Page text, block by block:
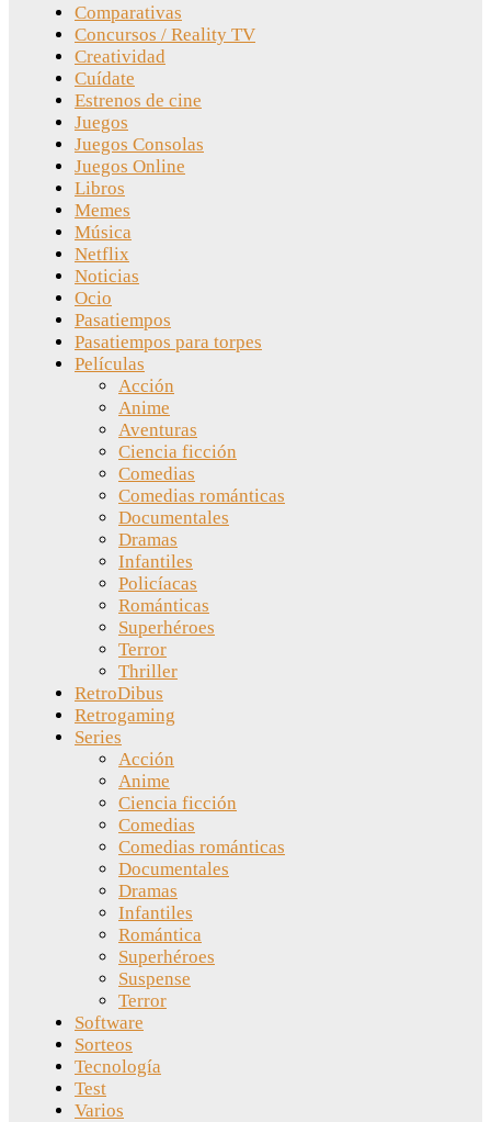
Comparativas
Concursos / Reality TV
Creatividad
Cuídate
Estrenos de cine
Juegos
Juegos Consolas
Juegos Online
Libros
Memes
Música
Netflix
Noticias
Ocio
Pasatiempos
Pasatiempos para torpes
Películas
Acción
Anime
Aventuras
Ciencia ficción
Comedias
Comedias románticas
Documentales
Dramas
Infantiles
Policíacas
Románticas
Superhéroes
Terror
Thriller
RetroDibus
Retrogaming
Series
Acción
Anime
Ciencia ficción
Comedias
Comedias románticas
Documentales
Dramas
Infantiles
Romántica
Superhéroes
Suspense
Terror
Software
Sorteos
Tecnología
Test
Varios